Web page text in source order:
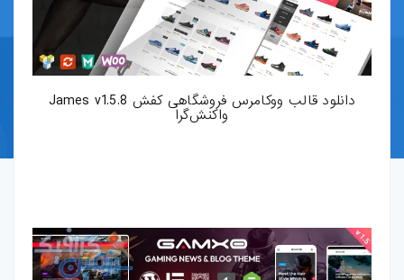
قالب-OpenCart
قالب-دروپال
قالب-Shopify
طرح-لایه-باز
بروشور-و-کاتالوگ
دانلود قالب ووکامرس فروشگاهی کفش James v1.5.8
واکنش‌گرا